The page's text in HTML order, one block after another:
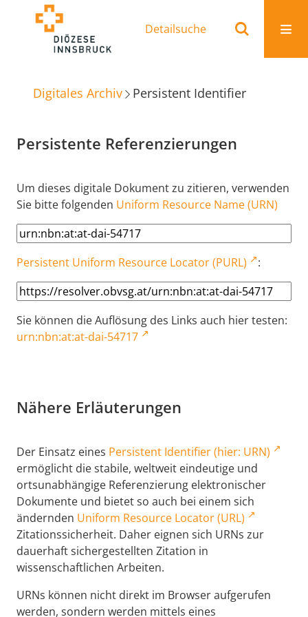
Detailsuche
Digitales Archiv Persistent Identifier
Persistente Referenzierungen
Um dieses digitale Dokument zu zitieren, verwenden
Sie bitte folgenden Uniform Resource Name (URN)
Persistent Uniform Resource Locator (PURL) :
Sie können die Auflösung des Links auch hier testen:
urn:nbn:at:at-dai-54717
Nähere Erläuterungen
Der Einsatz eines Persistent Identifier (hier: URN)
ermöglicht die stabile, weltweit eindeutige und
ortsunabhängige Referenzierung elektronischer
Dokumente und bietet so auch bei einem sich
ändernden Uniform Resource Locator (URL)
Zitationssicherheit. Daher eignen sich URNs zur
dauerhaft sichergestellten Zitation in
wissenschaftlichen Arbeiten.
URNs können nicht direkt im Browser aufgerufen
werden, sondern werden mittels eines